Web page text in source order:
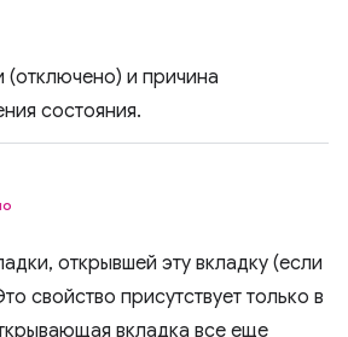
(отключено) и причина
состояния.
открывшей эту вкладку (если
свойство присутствует только в
вкладка все еще